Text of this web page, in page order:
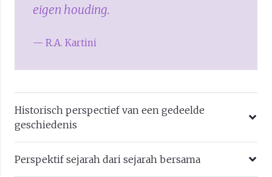
eigen houding.
— R.A. Kartini
Historisch perspectief van een gedeelde
geschiedenis
Perspektif sejarah dari sejarah bersama